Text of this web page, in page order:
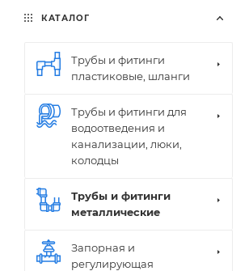
КАТАЛОГ
Трубы и фитинги
пластиковые, шланги
Трубы и фитинги для
водоотведения и
канализации, люки,
колодцы
Трубы и фитинги
металлические
Запорная и
регулирующая